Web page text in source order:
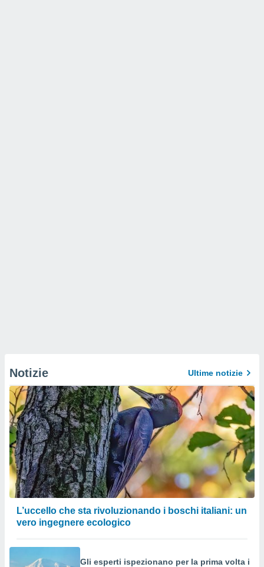
Notizie Ultime notizie
L’uccello che sta rivoluzionando i boschi italiani: un
vero ingegnere ecologico
Gli esperti ispezionano per la prima volta i